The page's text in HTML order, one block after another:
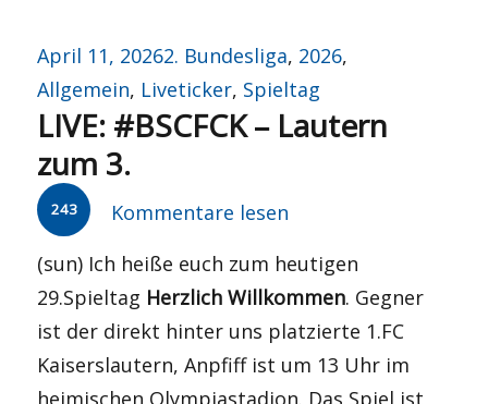
Veröffentlicht
am
April 11, 2026Kategorien
2. Bundesliga, 2026,
Allgemein, Liveticker, Spieltag
LIVE: #BSCFCK – Lautern
zum 3.
243
Kommentare lesen
(sun) Ich heiße euch zum heutigen
29.Spieltag Herzlich Willkommen. Gegner
ist der direkt hinter uns platzierte 1.FC
Kaiserslautern, Anpfiff ist um 13 Uhr im
heimischen Olympiastadion. Das Spiel ist